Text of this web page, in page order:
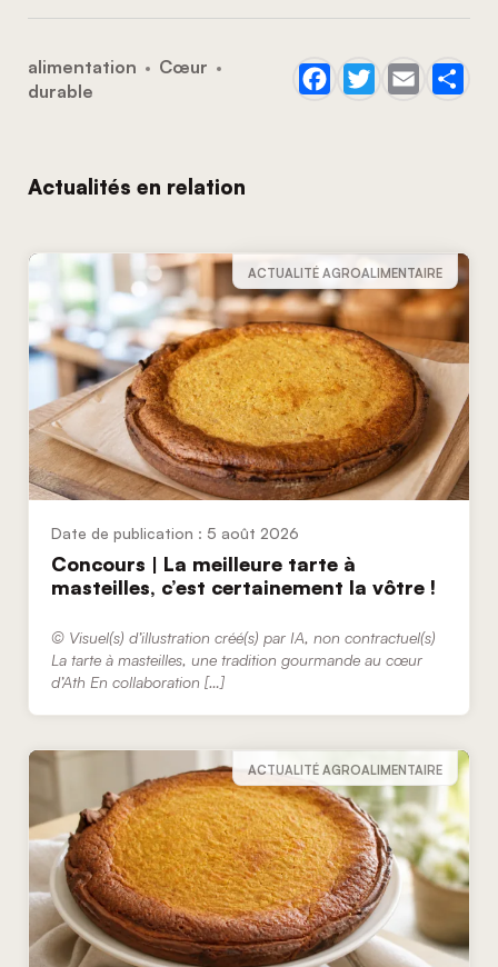
alimentation
Cœur
durable
Actualités en relation
ACTUALITÉ AGROALIMENTAIRE
5 août 2026
Concours | La meilleure tarte à
masteilles, c’est certainement la vôtre !
© Visuel(s) d’illustration créé(s) par IA, non contractuel(s)
La tarte à masteilles, une tradition gourmande au cœur
d’Ath En collaboration […]
ACTUALITÉ AGROALIMENTAIRE